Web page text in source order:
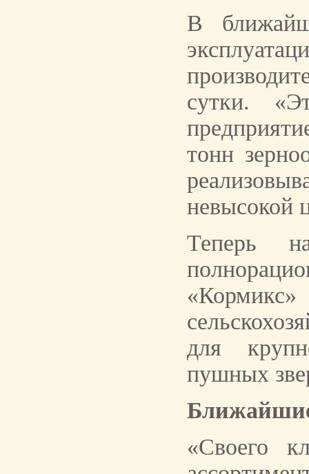
В
сутки.
тонн
невысокой
Теперь
для
пушных
«Своего